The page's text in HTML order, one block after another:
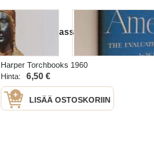
What Social Class is in America
Harper Torchbooks 1960
Hinta:
6,50 €
LISÄÄ OSTOSKORIIN